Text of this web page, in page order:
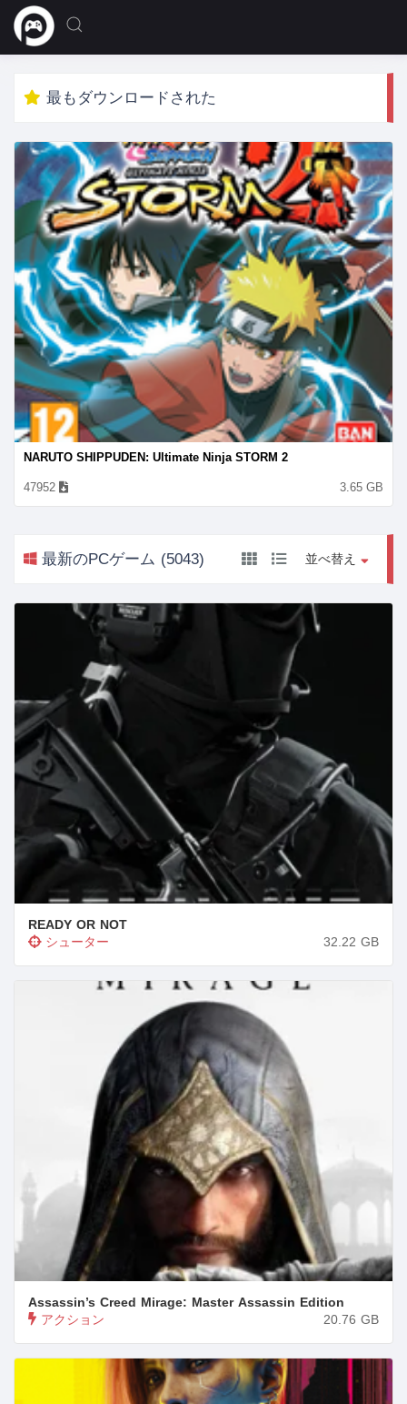
最もダウンロードされた
NARUTO SHIPPUDEN: Ultimate Ninja STORM 2
47952
3.65GB
最新のPCゲーム (5043) 並べ替え
READY OR NOT
シューター 32.22 GB
Assassin’s Creed Mirage: Master Assassin Edition
アクション 20.76 GB